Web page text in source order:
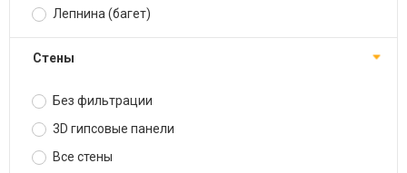
Лепнина (багет)
Стены
Без фильтрации
3D гипсовые панели
Все стены